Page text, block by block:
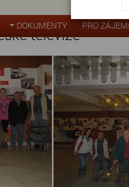
DOKUMENTY PRO
fotogalerie » Návštěva České
televize